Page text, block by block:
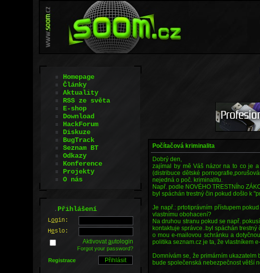
Počítačová kriminalita
Dobrý den,
zajímal by mě Váš názor na to co je
(distribuce dětské
nejedná o poč. kriminalitu.
Např. podle NOVÉHO TRESTNÍho
byl spáchán trestný čin pokud došlo k
Je např.: prtotiprávním přístupem
vlastnímu obohacení?
Na druhou stranu pokud se např.
kontaktuje správce..byl spáchán
o mou e-mailovou schránku a
politika seznam.cz je ta, že vlastníkem
Domnívám se, že primárním
bude společenská nebezpečnost větší
Homepage
Články
Aktuality
RSS ze světa
E-shop
Download
HackForum
Diskuze
BugTrack
Seznam BT
Odkazy
Konference
Projekty
O nás
.Přihlášení
Login:
Heslo:
Aktivovatautologin
Forgot your password?
Registrace